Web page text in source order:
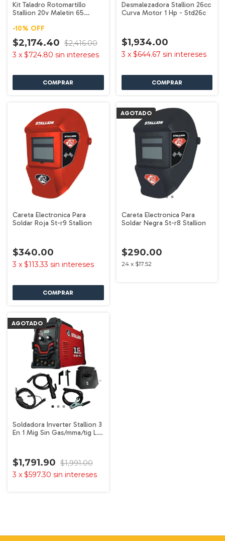
Kit Taladro Rotomartillo
Stallion 20v Maletin 65
-10% OFF
$2,174.40 $2,416.00
3 x $724.80 sin intereses
Desmalezadora Stallion 26cc
Curva Motor 1 Hp - Std26c
$1,934.00
3 x $644.67 sin intereses
Careta Electronica Para
Soldar Roja St-r9 Stallion
$340.00
3 x $113.33 sin intereses
AGOTADO
Careta Electronica Para
Soldar Negra St-r8 Stallion
$290.00
24 x $17.52
AGOTADO
Soldadora Inverter Stallion 3
En 1 Mig Sin Gas/mma/tig Lift
$1,791.90 $1,991.00
3 x $597.30 sin intereses